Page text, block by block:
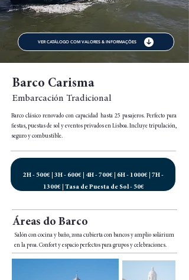
VER CATÁLOGO COM VALORES & INFORMAÇÕES
Barco Carisma
Embarcación Tradicional
Barco clásico renovado con capacidad hasta 25 pasajeros. Perfecto para
fiestas, puestas de sol y eventos privados en Lisboa. Incluye tripulación,
seguro y combustible.
2H - 500€ | 3H - 600€ | 4H - 700€ | 6H - 1000€ | 7H -
1300€ | Tasa de Puesta de Sol - 50€
Áreas do Barco
Salón con cocina y baño, zona cubierta con bancos y amplio solárium
en la proa. Confort y espacio perfectos para grupos y celebraciones.